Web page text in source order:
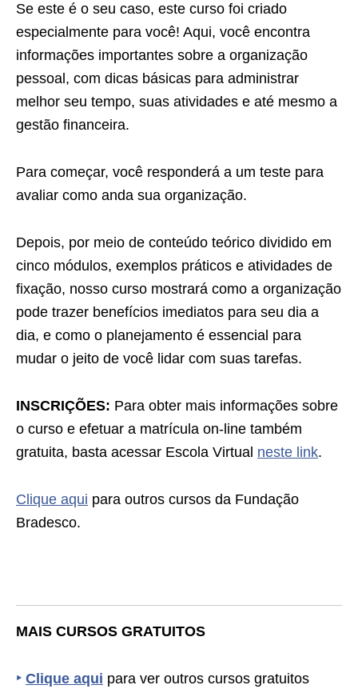
Se este é o seu caso, este curso foi criado
especialmente para você! Aqui, você encontra
informações importantes sobre a organização
pessoal, com dicas básicas para administrar
melhor seu tempo, suas atividades e até mesmo a
gestão financeira.
Para começar, você responderá a um teste para
avaliar como anda sua organização.
Depois, por meio de conteúdo teórico dividido em
cinco módulos, exemplos práticos e atividades de
fixação, nosso curso mostrará como a organização
pode trazer benefícios imediatos para seu dia a
dia, e como o planejamento é essencial para
mudar o jeito de você lidar com suas tarefas.
INSCRIÇÕES: Para obter mais informações sobre
o curso e efetuar a matrícula on-line também
gratuita, basta acessar Escola Virtual neste link.
Clique aqui para outros cursos da Fundação
Bradesco.
MAIS CURSOS GRATUITOS
‣ Clique aqui para ver outros cursos gratuitos